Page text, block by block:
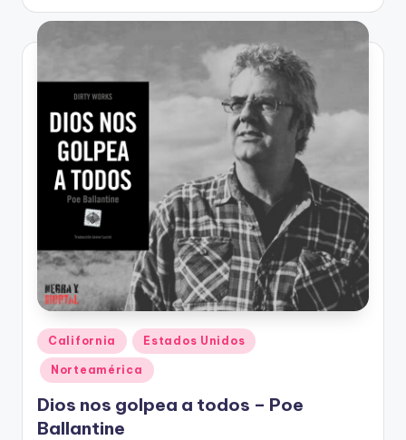
Publicado
en
California Estados Unidos
Norteamérica
Dios nos golpea a todos – Poe
Ballantine